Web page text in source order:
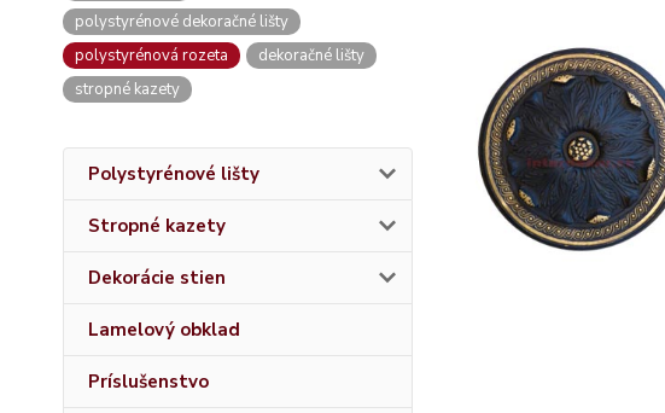
polystyrénové dekoračné lišty
polystyrénová rozeta
dekoračné lišty
stropné kazety
Polystyrénové lišty
Stropné kazety
Dekorácie stien
Lamelový obklad
Príslušenstvo